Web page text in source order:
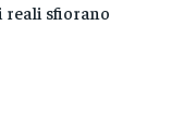
reali sfiorano